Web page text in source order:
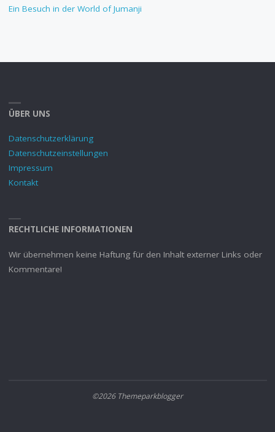
Ein Besuch in der World of Jumanji
ÜBER UNS
Datenschutzerklärung
Datenschutzeinstellungen
Impressum
Kontakt
RECHTLICHE INFORMATIONEN
Wir übernehmen keine Haftung für den Inhalt externer Links oder
Kommentare!
©2026 Themeparkblogger